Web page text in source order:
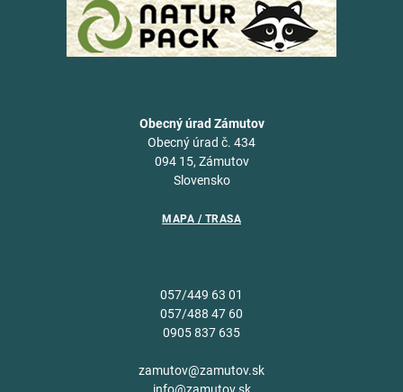
Obecný úrad Zámutov
Obecný úrad č. 434
094 15, Zámutov
Slovensko
MAPA / TRASA
057/449 63 01
057/488 47 60
0905 837 635
zamutov@zamutov.sk